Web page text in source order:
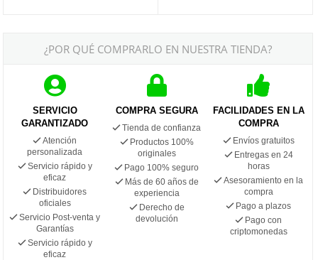
¿POR QUÉ COMPRARLO EN NUESTRA TIENDA?
SERVICIO
GARANTIZADO
Atención
personalizada
Servicio rápido y
eficaz
Distribuidores
oficiales
Servicio Post-venta y
Garantías
Servicio rápido y
eficaz
COMPRA SEGURA
Tienda de confianza
Productos 100%
originales
Pago 100% seguro
Más de 60 años de
experiencia
Derecho de
devolución
FACILIDADES EN LA
COMPRA
Envíos gratuitos
Entregas en 24
horas
Asesoramiento en la
compra
Pago a plazos
Pago con
criptomonedas